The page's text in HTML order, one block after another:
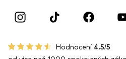
Hodnocení 4.5/5